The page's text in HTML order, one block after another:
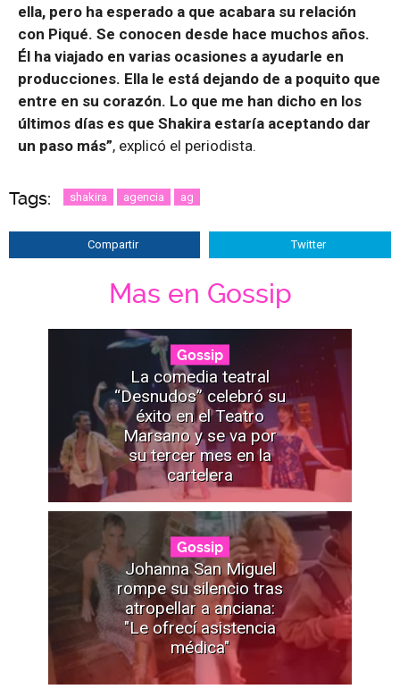
ella, pero ha esperado a que acabara su relación
con Piqué. Se conocen desde hace muchos años.
Él ha viajado en varias ocasiones a ayudarle en
producciones. Ella le está dejando de a poquito que
entre en su corazón. Lo que me han dicho en los
últimos días es que Shakira estaría aceptando dar
un paso más”, explicó el periodista.
Tags: shakira agencia ag
Compartir Twitter
Mas en Gossip
Gossip
La comedia teatral
“Desnudos” celebró su
éxito en el Teatro
Marsano y se va por
su tercer mes en la
cartelera
Gossip
Johanna San Miguel
rompe su silencio tras
atropellar a anciana:
"Le ofrecí asistencia
médica"